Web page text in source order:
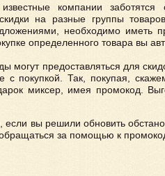
компании
на разные группы
необходимо иметь
определенного товара вы
могут предоставляться для
с покупкой. Так, покупая,
миксер, имея промокод.
если вы решили обновить
за помощью к